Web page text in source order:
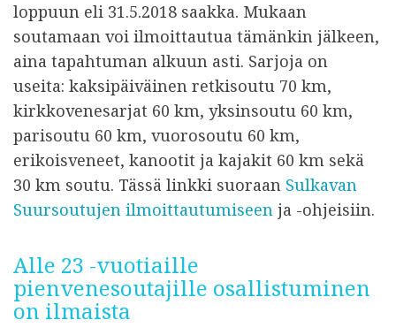
loppuun eli 31.5.2018 saakka. Mukaan
soutamaan voi ilmoittautua tämänkin jälkeen,
aina tapahtuman alkuun asti. Sarjoja on
useita: kaksipäiväinen retkisoutu 70 km,
kirkkovenesarjat 60 km, yksinsoutu 60 km,
parisoutu 60 km, vuorosoutu 60 km,
erikoisveneet, kanootit ja kajakit 60 km sekä
30 km soutu. Tässä linkki suoraan Sulkavan
Suursoutujen ilmoittautumiseen ja -ohjeisiin.
Alle 23 -vuotiaille
pienvenesoutajille osallistuminen
on ilmaista